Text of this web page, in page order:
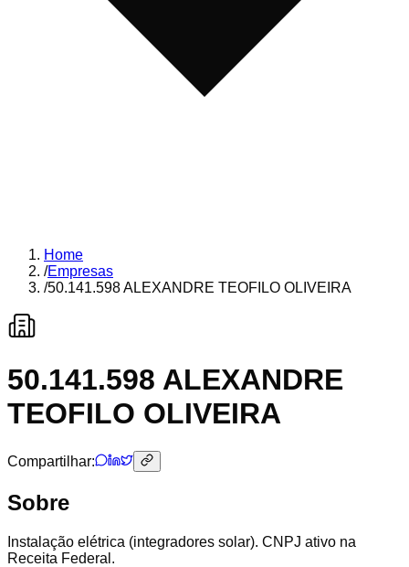
Home
/Empresas
/50.141.598 ALEXANDRE TEOFILO OLIVEIRA
50.141.598 ALEXANDRE
TEOFILO OLIVEIRA
Compartilhar:
Sobre
Instalação elétrica (integradores solar). CNPJ ativo na
Receita Federal.